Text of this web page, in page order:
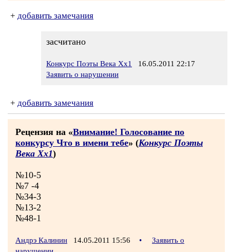
+ добавить замечания
засчитано
Конкурс Поэты Века Хх1
16.05.2011 22:17
Заявить о нарушении
+ добавить замечания
Рецензия на «Внимание! Голосование по
конкурсу Что в имени тебе» (Конкурс Поэты
Века Хх1)
№10-5
№7 -4
№34-3
№13-2
№48-1
Андрэ Калинин 14.05.2011 15:56 •
Заявить о